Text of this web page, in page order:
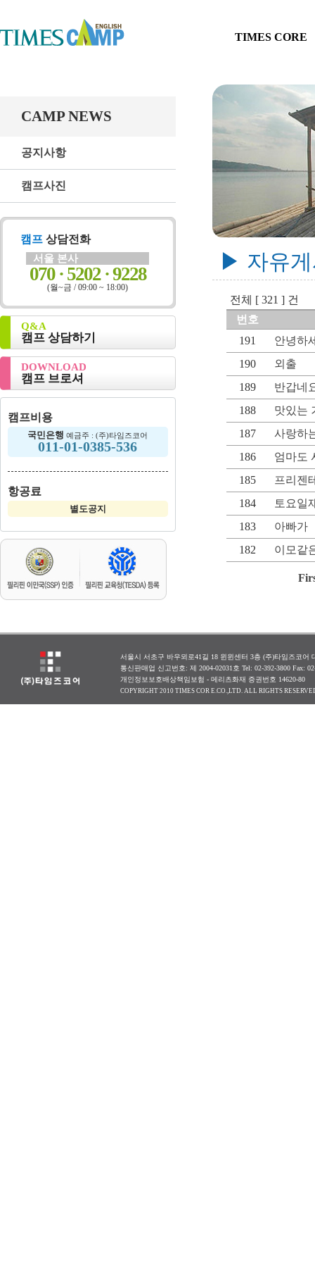
TIMES CORE
CAMP NEWS
공지사항
캠프사진
캠프 상담전화
서울 본사
070 · 5202 · 9228
(월~금 / 09:00 ~ 18:00)
Q&A
캠프 상담하기
DOWNLOAD
캠프 브로셔
캠프비용
국민은행 예금주 : (주)타임즈코어
011-01-0385-536
항공료
별도공지
▶ 자유
전체 [ 321 ] 건
번호
191
안녕하
190
외출
189
반갑네
188
맛있는
187
사랑하
186
엄마도
185
프리젠
184
토요일
183
아빠가
182
이모같
서울시 서초구 바우뫼로41길 18 윈윈센터 3층 (주)타임즈코어
통신판매업 신고번호: 제 2004-02031호 Tel: 02-392-3800 Fax:
개인정보보호배상책임보험 - 메리츠화재 증권번호 14620-80
COPYRIGHT 2010 TIMES COR E.CO.,LTD. ALL RIGHTS